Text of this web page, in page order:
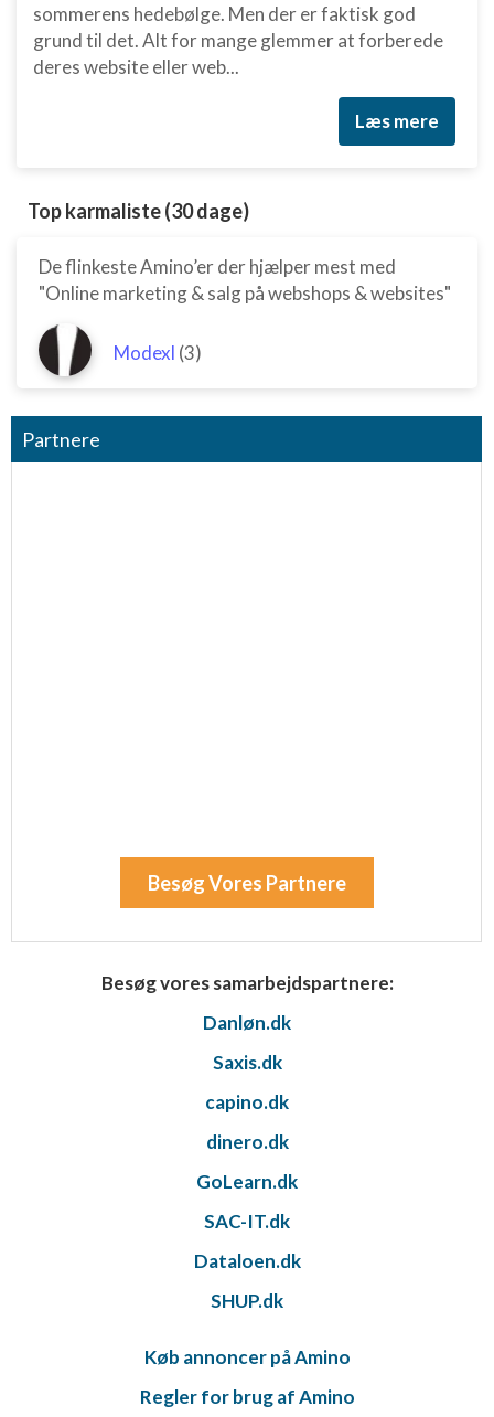
sommerens hedebølge. Men der er faktisk god
grund til det. Alt for mange glemmer at forberede
deres website eller web...
Læs mere
Top karmaliste (30 dage)
De flinkeste Amino’er der hjælper mest med
"Online marketing & salg på webshops & websites"
Modexl (3)
Partnere
Besøg Vores Partnere
Besøg vores samarbejdspartnere:
Danløn.dk
Saxis.dk
capino.dk
dinero.dk
GoLearn.dk
SAC-IT.dk
Dataloen.dk
SHUP.dk
Køb annoncer på Amino
Regler for brug af Amino